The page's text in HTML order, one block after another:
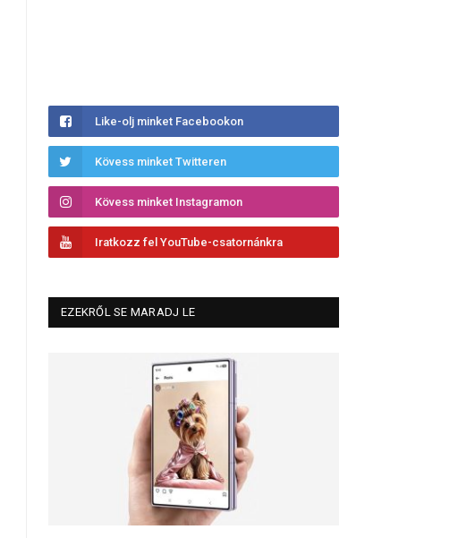
Like-olj minket Facebookon
Kövess minket Twitteren
Kövess minket Instagramon
Iratkozz fel YouTube-csatornánkra
EZEKRŐL SE MARADJ LE